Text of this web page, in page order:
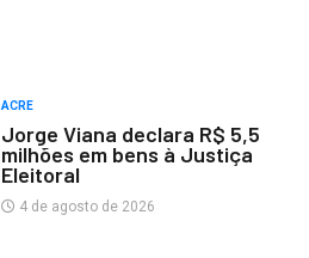
ACRE
Jorge Viana declara R$ 5,5
milhões em bens à Justiça
Eleitoral
4 de agosto de 2026